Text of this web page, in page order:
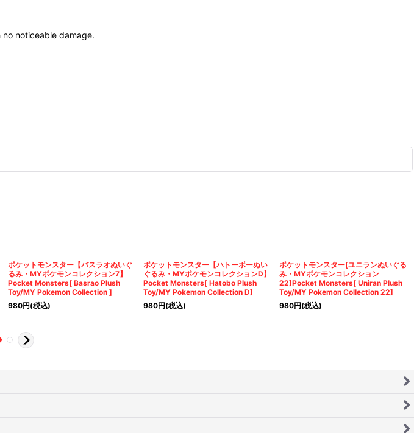
noticeable damage.
ポケットモンスター【バスラオぬいぐ
るみ・MYポケモンコレクション7】
Pocket Monsters[ Basrao Plush
Toy/MY Pokemon Collection ]
980円(税込)
ポケットモンスター【ハトーボーぬい
ぐるみ・MYポケモンコレクションD】
Pocket Monsters[ Hatobo Plush
Toy/MY Pokemon Collection D]
980円(税込)
ポケットモンスター[ユニランぬいぐる
み・MYポケモンコレクション
22]Pocket Monsters[ Uniran Plush
Toy/MY Pokemon Collection 22]
980円(税込)